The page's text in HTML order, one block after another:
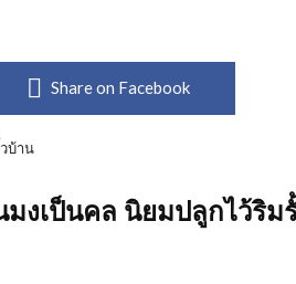
Share on Facebook
งเป็นคล นิยมปลูกไว้ริม